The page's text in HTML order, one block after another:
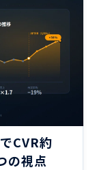
CVR約
の視点